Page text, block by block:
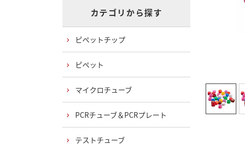
カテゴリから探す
ピペットチップ
ピペット
マイクロチューブ
PCRチューブ＆PCRプレート
テストチューブ